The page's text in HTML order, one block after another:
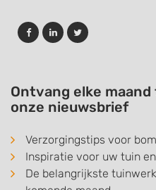
Ontvang elke
onze nieuwsbrief
Verzorgingstips voor
Inspiratie voor uw tuin
De belangrijkste